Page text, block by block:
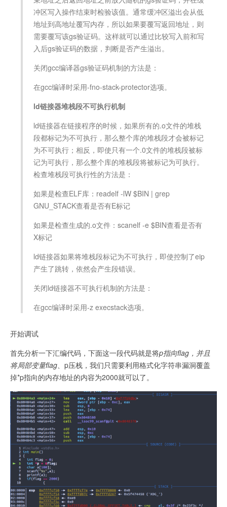
冲区写入操作结束时检验该值。通常缓冲区溢出会从低
地址到高地址覆写内存，所以如果要覆写返回地址，则
需要覆写该gs验证码。这样就可以通过比较写入前和写
入后gs验证码的数据，判断是否产生溢出。
关闭gcc编译器gs验证码机制的方法是：
在gcc编译时采用-fno-stack-protector选项。
ld链接器堆栈段不可执行机制
ld链接器在链接程序的时候，如果所有的.o文件的堆栈
段都标记为不可执行，那么整个库的堆栈段才会被标记
为不可执行；相反，即使只有一个.0文件的堆栈段被标
记为可执行，那么整个库的堆栈段将被标记为可执行。
检查堆栈段可执行性的方法是：
如果是检查ELF库：readelf -lW $BIN | grep
GNU_STACK查看是否有E标记
如果是检查生成的.o文件：scanelf -e $BIN查看是否有
X标记
ld链接器如果将堆栈段标记为不可执行，即使控制了eip
产生了跳转，依然会产生段错误。
关闭ld链接器不可执行机制的方法是：
在gcc编译时采用-z execstack选项。
开始调试
首先分析一下汇编代码，下面这一段代码就是将p指向flag，并且
将局部变量flag、 p压栈，我们只需要利用格式化字符串漏洞覆盖
掉*p指向的内存地址的内容为2000就可以了。